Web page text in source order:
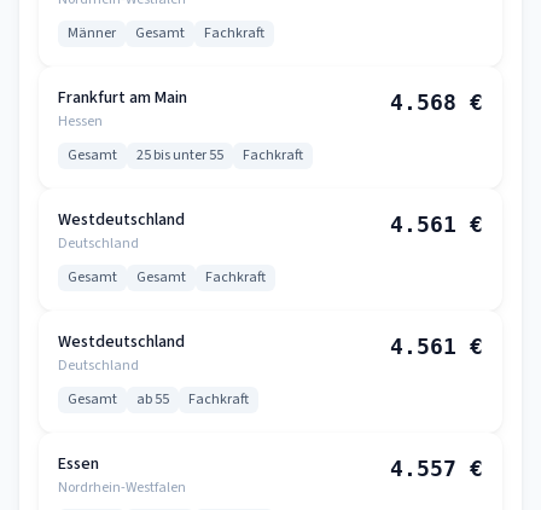
Männer Gesamt Fachkraft
Frankfurt am Main
Hessen
4.568 €
Gesamt 25 bis unter 55 Fachkraft
Westdeutschland
Deutschland
4.561 €
Gesamt Gesamt Fachkraft
Westdeutschland
Deutschland
4.561 €
Gesamt ab 55 Fachkraft
Essen
Nordrhein-Westfalen
4.557 €